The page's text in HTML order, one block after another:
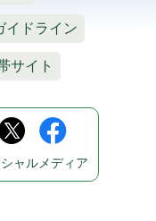
イドライン
サイト
ャルメディア